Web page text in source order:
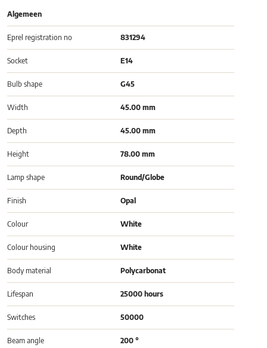
Algemeen
Eprel registration no 831294
Socket E14
Bulb shape G45
Width 45.00 mm
Depth 45.00 mm
Height 78.00 mm
Lamp shape Round/Globe
Finish Opal
Colour White
Colour housing White
Body material Polycarbonat
Lifespan 25000 hours
Switches 50000
Beam angle 200 °